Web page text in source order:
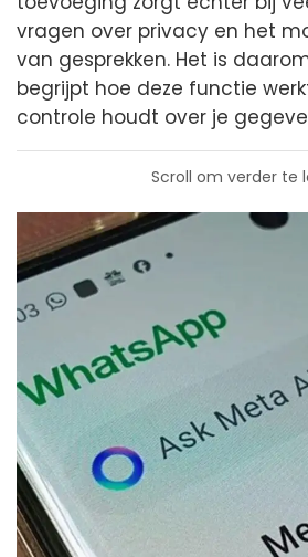
vragen over privacy en het
van gesprekken. Het is
begrijpt hoe deze functie
controle houdt over je
Scroll om verder te